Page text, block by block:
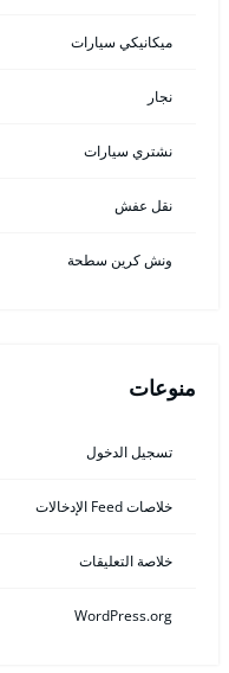
ميكانيكي سيارات
نجار
نشتري سيارات
نقل عفش
ونش كرين سطحة
منوعات
تسجيل الدخول
خلاصات Feed الإدخالات
خلاصة التعليقات
WordPress.org